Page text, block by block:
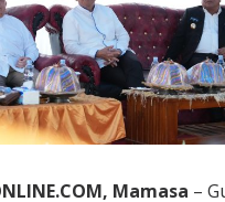
S
M
,
S
a
m
p
a
k
Mamasa –